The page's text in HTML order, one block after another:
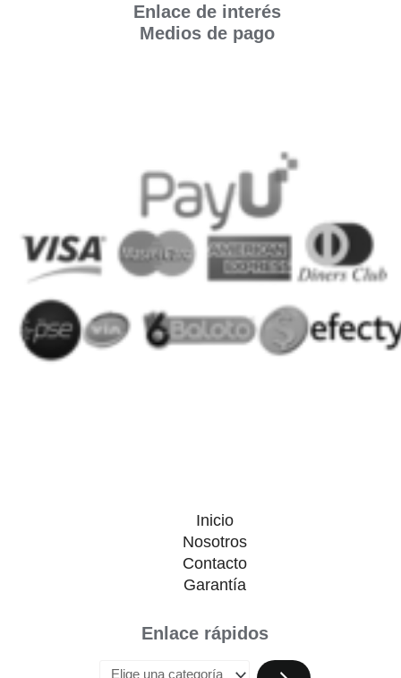
Enlace de interés
Medios de pago
Inicio
Nosotros
Contacto
Garantía
Enlace rápidos